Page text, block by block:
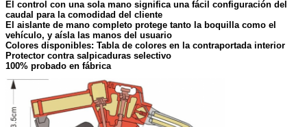
El control con una sola mano significa una fácil configuración del
caudal para la comodidad del cliente
El aislante de mano completo protege tanto la boquilla como el
vehículo, y aísla las manos del usuario
Colores disponibles: Tabla de colores en la contraportada interior
Protector contra salpicaduras selectivo
100% probado en fábrica